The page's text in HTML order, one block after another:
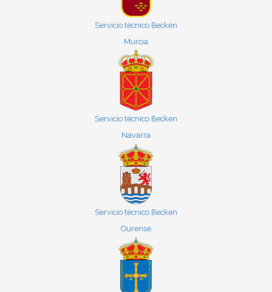
Servicio técnico Becken
Murcia
Servicio técnico Becken
Navarra
Servicio técnico Becken
Ourense